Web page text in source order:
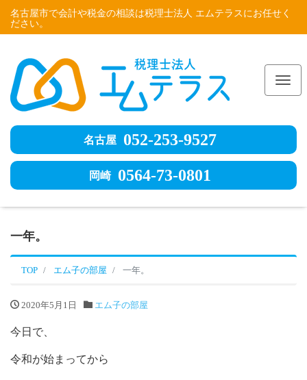
名古屋市で会計や税金の相談は税理士法人 エムテラスにお任せく
ださい。
名古屋 052-253-9527
岡崎 0564-73-0801
一年。
TOP エム子の部屋 一年。
2020年5月1日 エム子の部屋
今日で、
令和が始まってから